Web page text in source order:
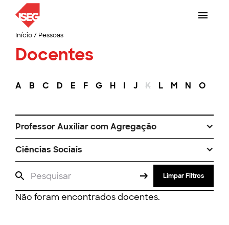
Início/ Pessoas
Docentes
A B C D E F G H I J K L M N O
Professor Auxiliar com Agregação
Ciências Sociais
Limpar Filtros
Não foram encontrados docentes.